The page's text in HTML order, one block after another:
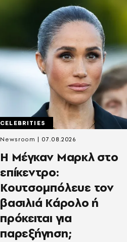
CELEBRITIES
Η Μέγκαν Μαρκλ στο
επίκεντρο:
Κουτσομπόλευε τον
βασιλιά Κάρολο ή
πρόκειται για
παρεξήγηση;
Newsroom 07.08.2026